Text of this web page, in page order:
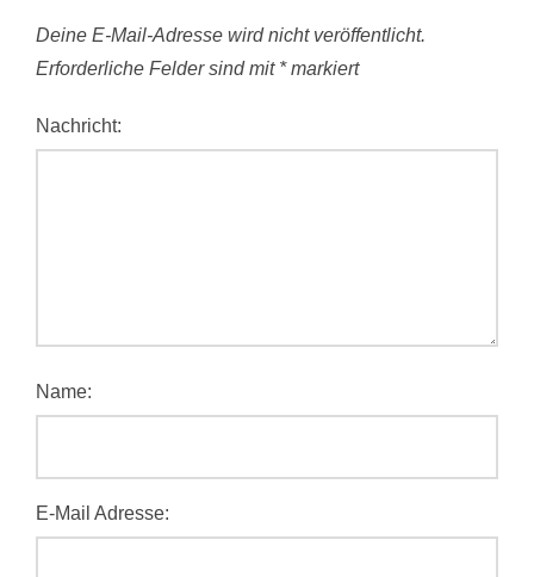
Deine E-Mail-Adresse wird nicht veröffentlicht.
Erforderliche Felder sind mit *markiert
Nachricht:
Name:
E-Mail Adresse: